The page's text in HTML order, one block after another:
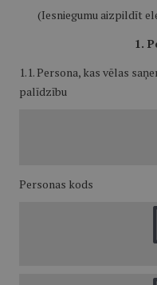
(Iesniegumu aizpildīt
1.
1.1. Persona, kas vēlas
palīdzību
Personas kods